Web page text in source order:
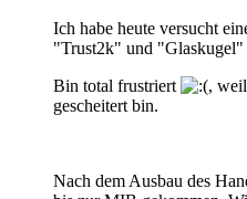
Ich habe heute versucht
"Trust2k" und "Glaskugel"
Bin total frustriert
,
gescheitert bin.
Nach dem Ausbau des